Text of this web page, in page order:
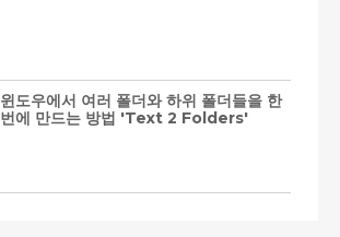
윈도우에서 여러 폴더와 하위 폴더들을 한
번에 만드는 방법 'Text 2 Folders'